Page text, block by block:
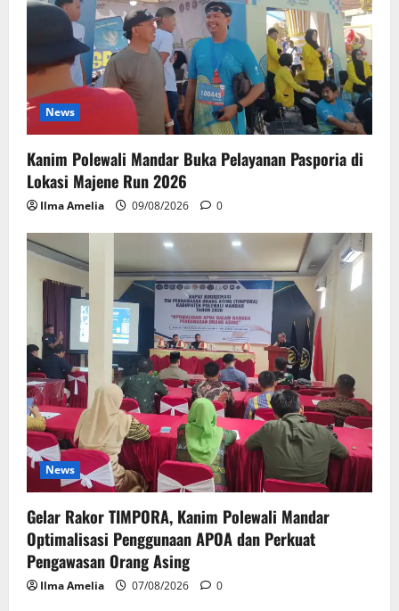
News
Kanim Polewali Mandar Buka Pelayanan Pasporia di
Lokasi Majene Run 2026
Ilma Amelia 09/08/2026 0
News
Gelar Rakor TIMPORA, Kanim Polewali Mandar
Optimalisasi Penggunaan APOA dan Perkuat
Pengawasan Orang Asing
Ilma Amelia 07/08/2026 0